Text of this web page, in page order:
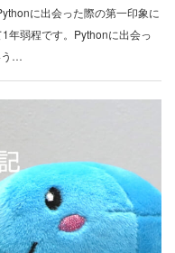
に出会った際の第一印象に
年弱程です。Pythonに出会っ
う…